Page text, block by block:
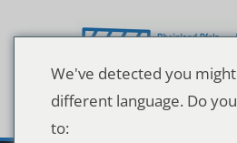
Inhalt
We've detected you
different language. Do
to: